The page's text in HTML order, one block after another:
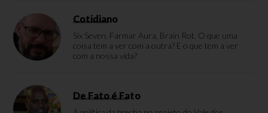
Cotidiano
Six Seven, Farmar Aura, Brain Rot. O que uma
coisa tem a ver com a outra? E o que tem a ver
com a nossa vida?
De Fato é Fato